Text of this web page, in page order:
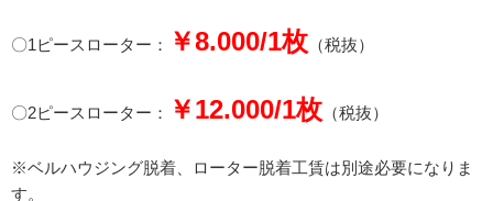
〇1ピースローター： ￥8.000/1枚 （税抜）
〇2ピースローター： ￥12.000/1枚 （税抜）
※ベルハウジング脱着、ローター脱着工賃は別途必要になりま
す。